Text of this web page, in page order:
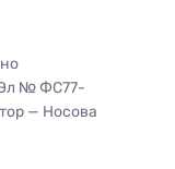
Эл № ФС77-
— Носова